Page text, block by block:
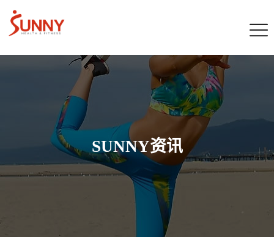
SUNNY资讯